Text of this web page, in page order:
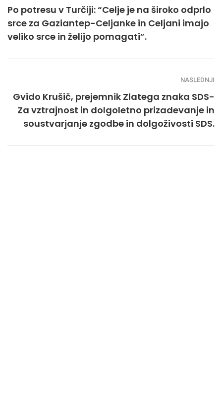
Po potresu v Turčiji: “Celje je na široko odprlo
srce za Gaziantep-Celjanke in Celjani imajo
veliko srce in želijo pomagati”.
NASLEDNJI
Gvido Krušič, prejemnik Zlatega znaka SDS-
Za vztrajnost in dolgoletno prizadevanje in
soustvarjanje zgodbe in dolgoživosti SDS.